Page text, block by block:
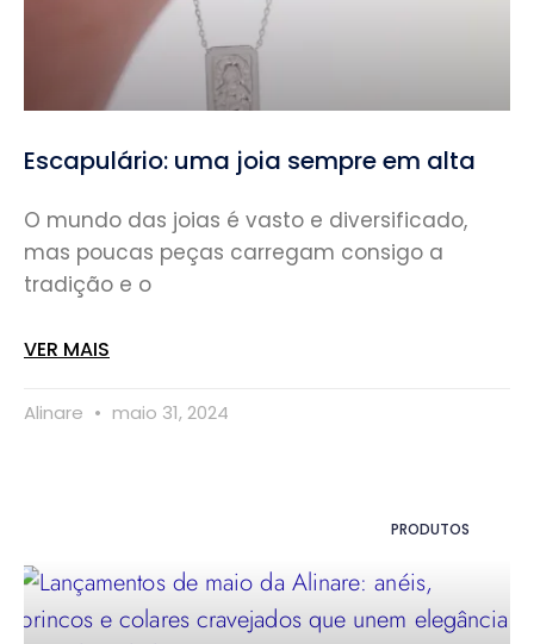
Escapulário: uma joia sempre em alta
O mundo das joias é vasto e diversificado,
mas poucas peças carregam consigo a
tradição e o
VER MAIS
Alinare maio 31, 2024
PRODUTOS